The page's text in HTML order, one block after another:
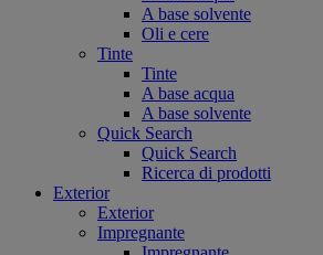
A base solvente
Oli e cere
Tinte
Tinte
A base acqua
A base solvente
Quick Search
Quick Search
Ricerca di prodotti
Exterior
Exterior
Impregnante